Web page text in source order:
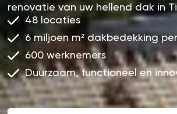
renovatie van uw hellend dak in
48 locaties
6 miljoen m² dakbedekking
600 werknemers
Duurzaam, functioneel en